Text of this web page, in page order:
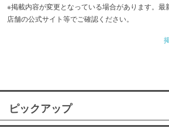
※掲載内容が変更となっている場合があります。最
店舗の公式サイト等でご確認ください。
ピックアップ